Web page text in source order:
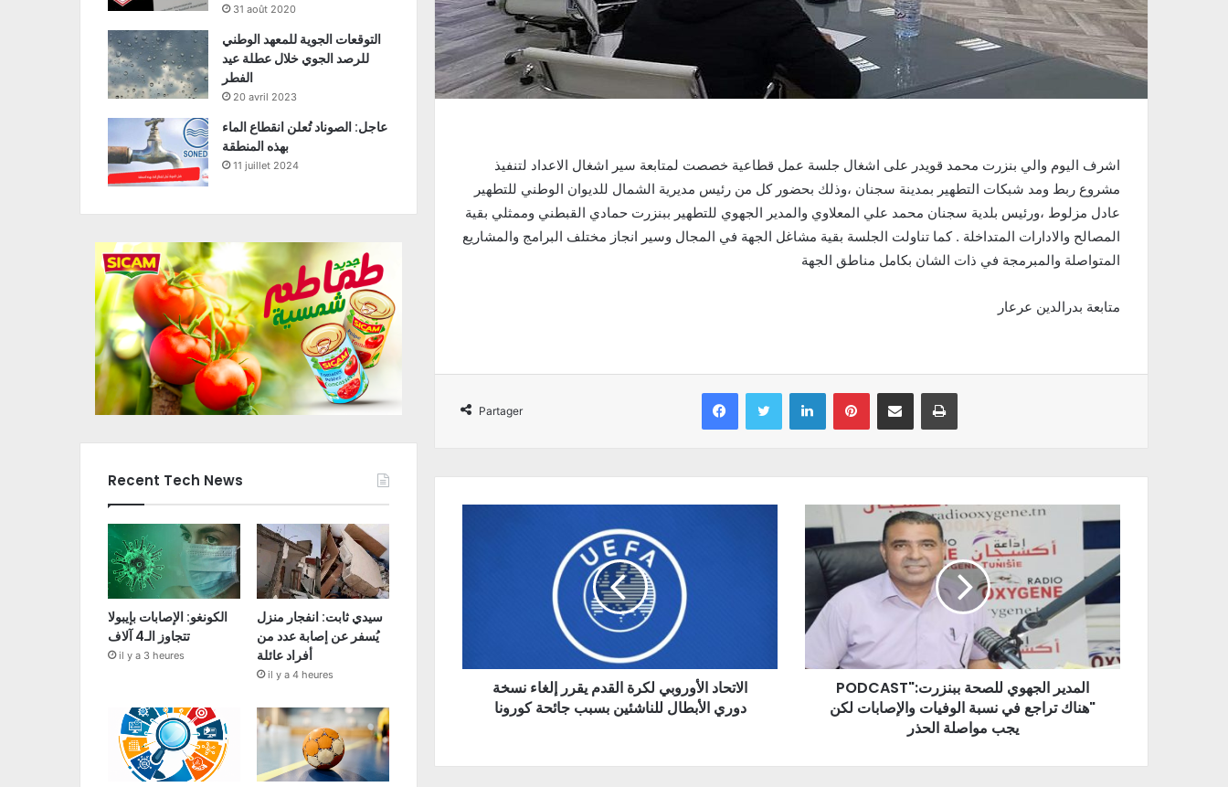
اشرف اليوم والي بنزرت محمد قويدر على اشغال جلسة عمل قطاعية خصصت لمتابعة سير اشغال الاعداد لتنفيذ
مشروع ربط ومد شبكات التطهير بمدينة سجنان ،وذلك بحضور كل من رئيس مديرية الشمال للديوان الوطني للتطهير
عادل مزلوط ،ورئيس بلدية سجنان محمد علي المعلاوي والمدير الجهوي للتطهير ببنزرت حمادي القبطني وممثلي بقية
المصالح والادارات المتداخلة . كما تناولت الجلسة بقية مشاغل الجهة في المجال وسير انجاز مختلف البرامج والمشاريع
المتواصلة والمبرمجة في ذات الشان بكامل مناطق الجهة
متابعة بدرالدين عرعار
Partager
Facebook Twitter Linkedin Pinterest Partager par email Imprimer
الاتحاد الأوروبي لكرة القدم يقرر إلغاء نسخة
دوري الأبطال للناشئين بسبب جائحة كورونا
PODCAST"المدير الجهوي للصحة ببنزرت:
"هناك تراجع في نسبة الوفيات والإصابات لكن
يجب مواصلة الحذر
31 août 2020
التوقعات الجوية للمعهد الوطني
للرصد الجوي خلال عطلة عيد
الفطر
20 avril 2023
عاجل: الصوناد تُعلن انقطاع الماء
بهذه المنطقة
11 juillet 2024
Recent Tech News
الكونغو: الإصابات بإيبولا
تتجاوز الـ4 آلاف
il y a 3 heures
سيدي ثابت: انفجار منزل
يُسفر عن إصابة عدد من
أفراد عائلة
il y a 4 heures